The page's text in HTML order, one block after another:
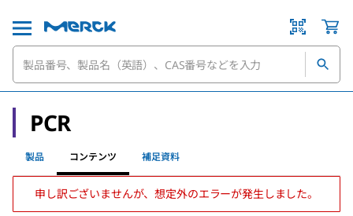
PCR
製品 コンテンツ 補足資料
申し訳ございませんが、想定外のエラーが発生しました。